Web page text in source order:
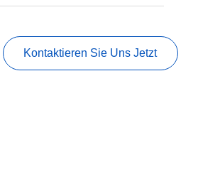
Kontaktieren Sie Uns Jetzt